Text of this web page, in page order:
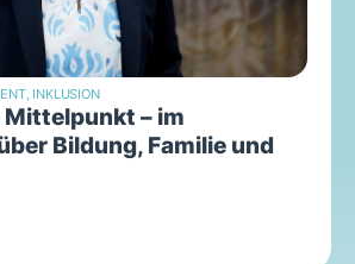
, INKLUSION
Mittelpunkt – im
Bildung, Familie und